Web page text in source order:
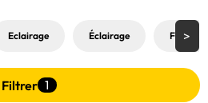
Eclairage Éclairage Fond
Filtrer 1